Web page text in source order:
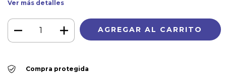
Ver más detalles
Compra protegida